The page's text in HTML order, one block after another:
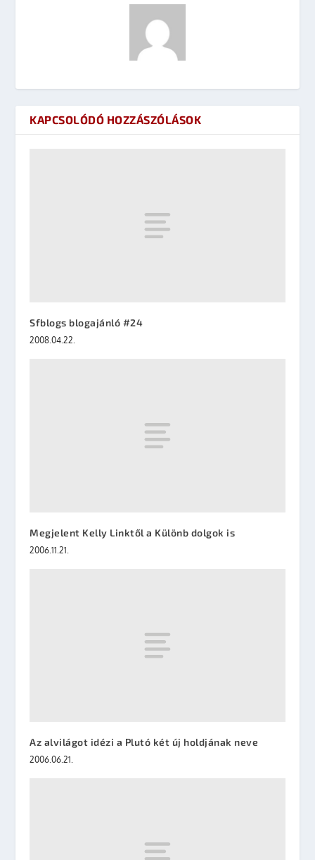
KAPCSOLÓDÓ HOZZÁSZÓLÁSOK
Sfblogs blogajánló #24
2008.04.22.
Megjelent Kelly Linktől a Különb dolgok is
2006.11.21.
Az alvilágot idézi a Plutó két új holdjának neve
2006.06.21.